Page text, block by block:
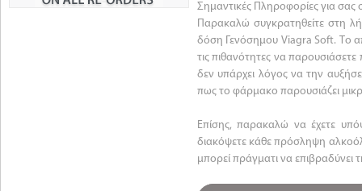
Σημαντικές Πληροφορίες για σας
Παρακαλώ συγκρατηθείτε στη
δόση Γενόσημου Viagra Soft. Το
τις πιθανότητες να
δεν υπάρχει λόγος να την
πως το φάρμακο παρουσιάζει
Επίσης, παρακαλώ να έχετε
διακόψετε κάθε πρόσληψη
μπορεί πράγματι να επιβραδύνει